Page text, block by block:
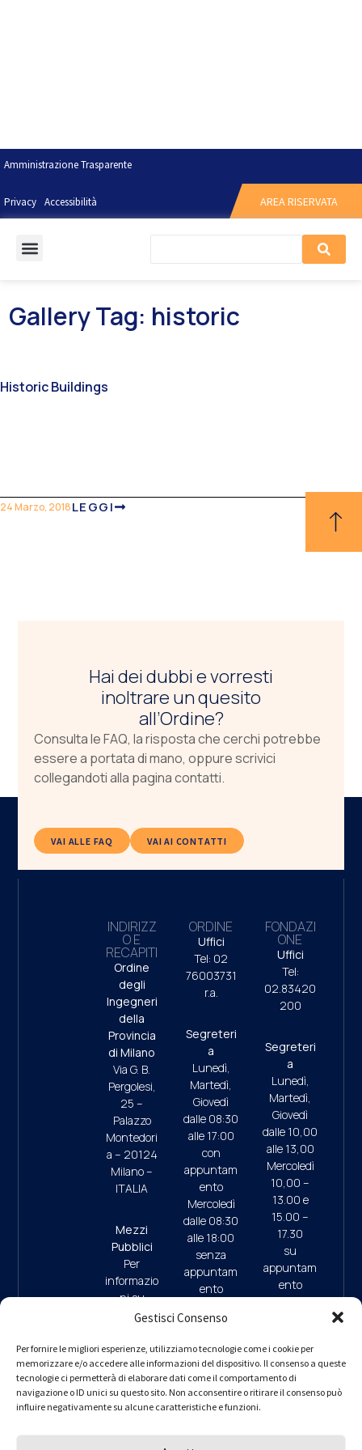
Gestisci Consenso
Per fornire le migliori esperienze, utilizziamo tecnologie come i cookie per
memorizzare e/o accedere alle informazioni del dispositivo. Il consenso a queste
tecnologie ci permetterà di elaborare dati come il comportamento di
navigazione o ID unici su questo sito. Non acconsentire o ritirare il consenso può
influire negativamente su alcune caratteristiche e funzioni.
Amministrazione Trasparente
Privacy Accessibilità AREA RISERVATA
Gallery Tag: historic
Historic Buildings
24 Marzo, 2018LEGGI
Hai dei dubbi e vorresti
inoltrare un quesito
all’Ordine?
Consulta le FAQ, la risposta che cerchi potrebbe
essere a portata di mano, oppure scrivici
collegandoti alla pagina contatti.
VAI ALLE FAQ VAI AI CONTATTI
INDIRIZZ
O E
RECAPITI
Ordine
degli
Ingegneri
della
Provincia
di Milano
Via G. B.
Pergolesi,
25 –
Palazzo
Montedori
a – 20124
Milano –
ITALIA
Mezzi
Pubblici
Per
informazio
ni su
mezzi
parcheggi
clicca qui
ORDINE
Uffici
Tel: 02
76003731
r.a.
Segreteri
a
Lunedì,
Martedì,
Giovedì
dalle 08:30
alle 17:00
con
appuntam
ento
Mercoledì
dalle 08:30
alle 18:00
senza
appuntam
ento
accesso
9.30/13.0
0 (da
Lunedì a
FONDAZI
ONE
Uffici
Tel:
02.83420
200
Segreteri
a
Lunedì,
Martedì,
Giovedì
dalle 10,00
alle 13,00
Mercoledì
10,00 –
13.00 e
15.00 –
17.30
su
appuntam
ento
09:30/13:
00 (da
Lunedì a
Giovedì)